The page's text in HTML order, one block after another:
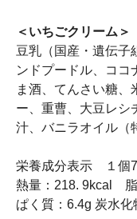
＜いちごクリーム＞
豆乳（国産・遺伝子
ンドプードル、ココ
ま酒、てんさい糖、
ー、重曹、大豆レシ
汁、バニラオイル（
栄養成分表示 １個
熱量：218. 9kcal
ぱく質：6.4g 炭水